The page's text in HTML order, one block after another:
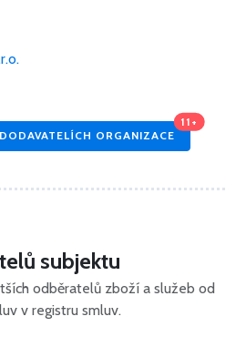
ORGANIZACE
11+
subjektu
odběratelů zboží a služeb od
v registru smluv.